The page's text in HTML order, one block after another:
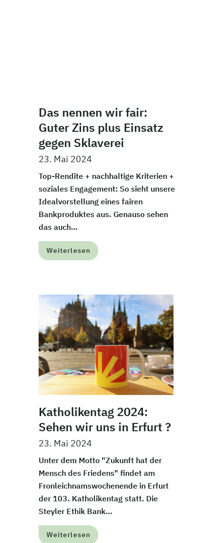
Das nennen wir fair:
Guter Zins plus Einsatz
gegen Sklaverei
23. Mai 2024
Top-Rendite + nachhaltige Kriterien +
soziales Engagement: So sieht unsere
Idealvorstellung eines fairen
Bankproduktes aus. Genauso sehen
das auch…
Weiterlesen
Katholikentag 2024:
Sehen wir uns in Erfurt ?
23. Mai 2024
Unter dem Motto "Zukunft hat der
Mensch des Friedens" findet am
Fronleichnamswochenende in Erfurt
der 103. Katholikentag statt. Die
Steyler Ethik Bank…
Weiterlesen